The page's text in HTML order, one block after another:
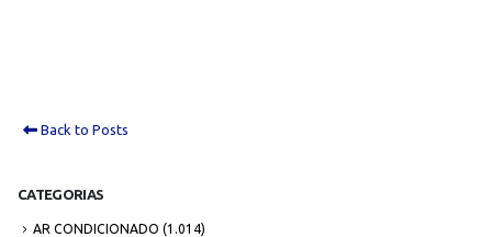
Back to Posts
CATEGORIAS
AR CONDICIONADO (1.014)